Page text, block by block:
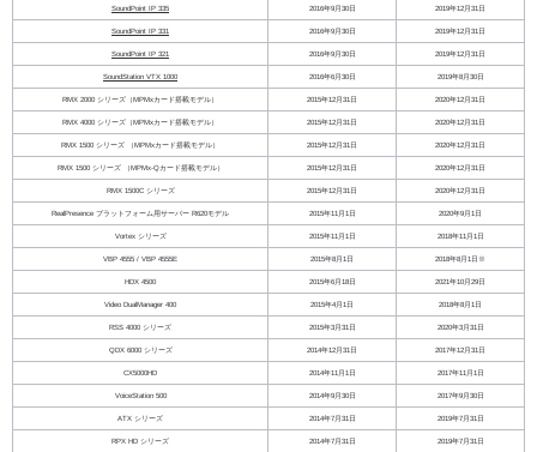
SoundPoint IP 335 2016年9月30日 2019年12月31日
SoundPoint IP 331 2016年9月30日 2019年12月31日
SoundPoint IP 321 2016年9月30日 2019年12月31日
SoundStation VTX 1000 2016年6月30日 2019年8月30日
RMX 2000 シリーズ（MPMxカード搭載モデル） 2015年12月31日 2020年12月31日
RMX 4000 シリーズ（MPMxカード搭載モデル） 2015年12月31日 2020年12月31日
RMX 1500 シリーズ （MPMxカード搭載モデル） 2015年12月31日 2020年12月31日
RMX 1500 シリーズ （MPMx-Qカード搭載モデル） 2015年12月31日 2020年12月31日
RMX 1500C シリーズ 2015年12月31日 2020年12月31日
RealPresence プラットフォーム用サーバー R620モデル 2015年11月1日 2020年9月1日
Vortex シリーズ 2015年11月1日 2018年11月1日
VBP 4555 / VBP 4555E 2015年8月1日 2018年8月1日※
HDX 4500 2015年6月18日 2021年10月29日
Video DualManager 400 2015年4月1日 2018年8月1日
RSS 4000 シリーズ 2015年3月31日 2020年3月31日
QDX 6000 シリーズ 2014年12月31日 2017年12月31日
CX5000HD 2014年11月1日 2017年11月1日
VoiceStation 500 2014年9月30日 2017年9月30日
ATX シリーズ 2014年7月31日 2019年7月31日
RPX HD シリーズ 2014年7月31日 2019年7月31日